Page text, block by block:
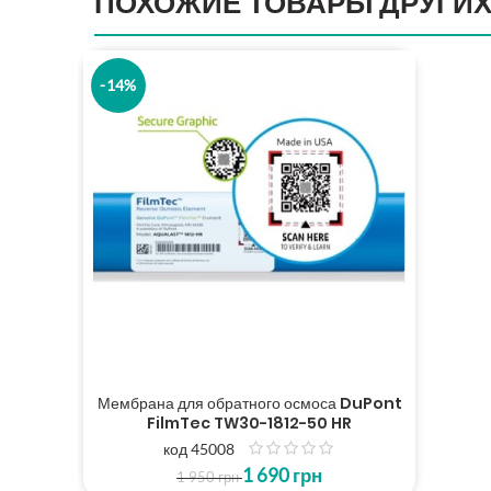
-14%
Мембрана для обратного осмоса DuPont
FilmTec TW30-1812-50 HR
код 45008
1 950грн 1 690грн